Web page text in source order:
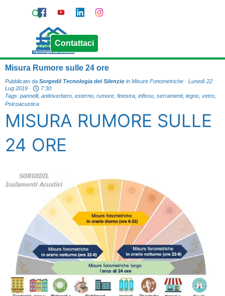
Vai ai contenuti
Salta menù
Pagina Contatti
Chiama Sorgedil
Contattaci
Misura Rumore sulle 24 ore
Pubblicato da Sorgedil Tecnologia del Silenzio in Misure Fonometriche · Lunedì 22
Lug 2019 ·
7:30
Tags: pannelli, antiriverbero esterno rumore finestra infisso serramenti, legno vetro
Psicoacustica
MISURA RUMORE SULLE
24 ORE